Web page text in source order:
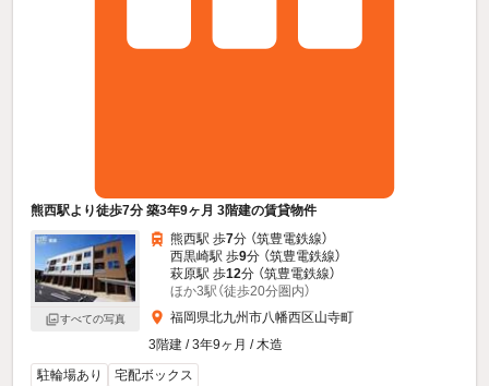
熊西駅より徒歩7分 築3年9ヶ月 3階建の賃貸物件
すべての写真
熊西駅 歩7分 （筑豊電鉄線）
西黒崎駅 歩9分 （筑豊電鉄線）
萩原駅 歩12分 （筑豊電鉄線）
ほか3駅（徒歩20分圏内）
福岡県北九州市八幡西区山寺町
3階建 / 3年9ヶ月 / 木造
駐輪場あり
宅配ボックス